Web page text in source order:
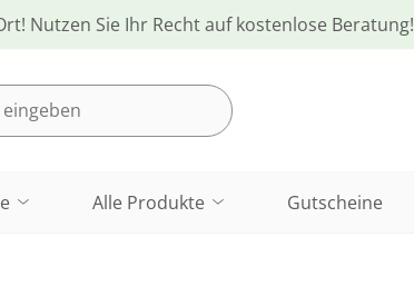
Nutzen Sie Ihr Recht auf kostenlose Beratung!
Alle Produkte Gutscheine